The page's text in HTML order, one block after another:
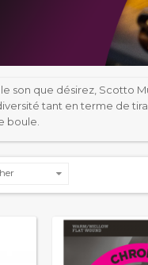
son que désirez, Scotto
tant en terme de
boule.